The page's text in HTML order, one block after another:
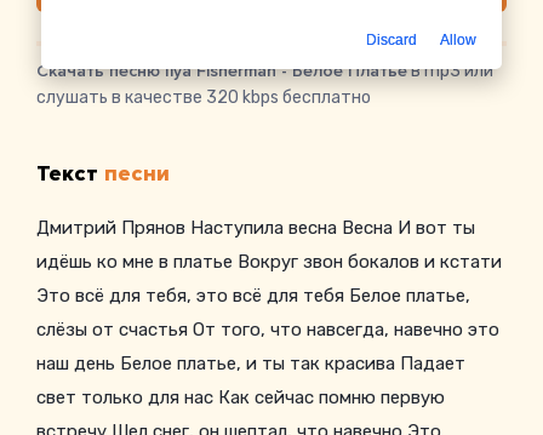
Скачать песню Ilya Fisherman - Белое Платьев mp3 или
слушать в качестве 320 kbps бесплатно
Текст песни
Дмитрий Прянов Наступила весна Весна И вот ты
идёшь ко мне в платье Вокруг звон бокалов и кстати
Это всё для тебя, это всё для тебя Белое платье,
слёзы от счастья От того, что навсегда, навечно это
наш день Белое платье, и ты так красива Падает
свет только для нас Как сейчас помню первую
Discard Allow